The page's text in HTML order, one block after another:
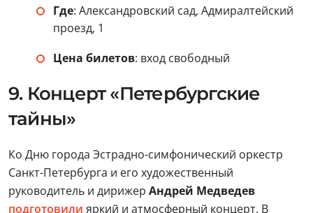
Где: Александровский сад, Адмиралтейский
проезд, 1
Цена билетов: вход свободный
9. Концерт «Петербургские
тайны»
Ко Дню города Эстрадно-симфонический оркестр
Санкт-Петербурга и его художественный
руководитель и дирижер Андрей Медведев
подготовили яркий и атмосферный концерт. В